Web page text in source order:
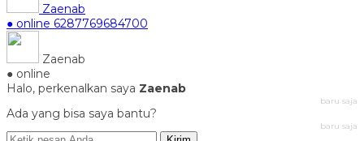
Zaenab
● online 6287769684700
Zaenab
● online
Halo, perkenalkan saya Zaenab
baru saja
Ada yang bisa saya bantu?
baru saja